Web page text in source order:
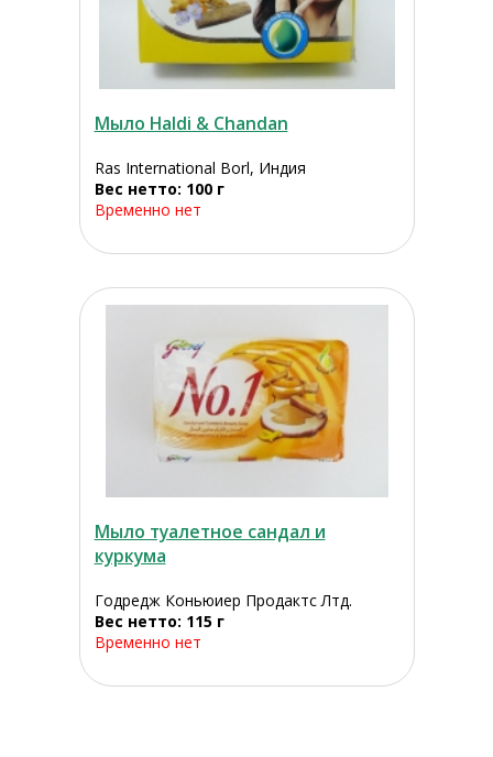
Мыло Haldi & Chandan
Ras International Borl, Индия
Вес нетто: 100 г
Временно нет
Мыло туалетное сандал и
куркума
Годредж Коньюиер Продактс Лтд.
Вес нетто: 115 г
Временно нет